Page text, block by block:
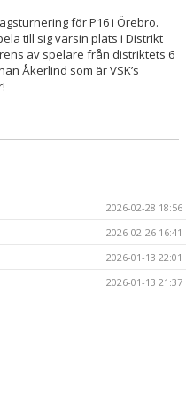
för P16 i Örebro.
till sig varsin plats i Distrikt
av spelare från distriktets 6
Åkerlind som är VSK’s
2026-02-28 18:56
2026-02-26 16:41
2026-01-13 22:01
2026-01-13 21:37